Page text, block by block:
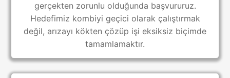
gerçekten zorunlu olduğunda başvururuz.
Hedefimiz kombiyi geçici olarak çalıştırmak
değil, arızayı kökten çözüp işi eksiksiz biçimde
tamamlamaktır.